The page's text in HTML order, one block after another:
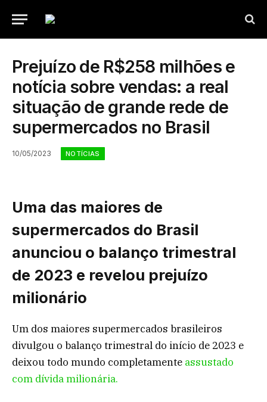
Prejuízo de R$258 milhões e
notícia sobre vendas: a real
situação de grande rede de
supermercados no Brasil
10/05/2023 NOTÍCIAS
Uma das maiores de
supermercados do Brasil
anunciou o balanço trimestral
de 2023 e revelou prejuízo
milionário
Um dos maiores supermercados brasileiros
divulgou o balanço trimestral do início de 2023 e
deixou todo mundo completamente assustado
com dívida milionária.